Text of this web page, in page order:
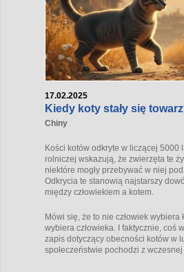
17.02.2025
Kiedy koty stały się
Chiny
Kości kotów odkryte w liczącej 5000
rolniczej wskazują, że zwierzęta te
niektóre mogły przebywać w niej
Odkrycia te stanowią najstarszy
między człowiekiem a kotem.
Mówi się, że to nie człowiek wybiera
wybiera człowieka. I faktycznie, coś
zapis dotyczący obecności kotów w
społeczeństwie pochodzi z wczesnej